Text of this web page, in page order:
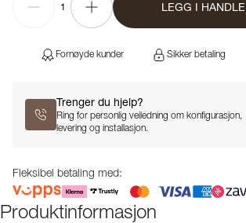
1 LEGG I
Fornøyde kunder Sikker betaling
Trenger du hjelp?
Ring for personlig veiledning om konfigurasjon,
levering og installasjon.
Fleksibel betaling med:
Produktinformasjon